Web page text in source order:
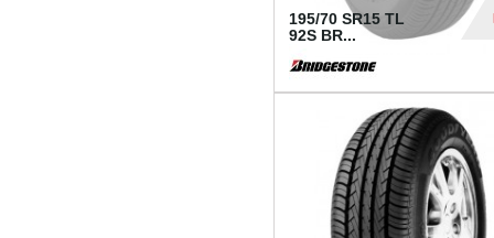
195/70 SR15 TL
92S BR...